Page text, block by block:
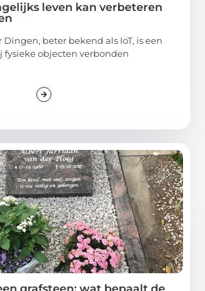
leven kan verbeteren
beter bekend als IoT, is een
fysieke objecten verbonden
grafsteen: wat bepaalt de